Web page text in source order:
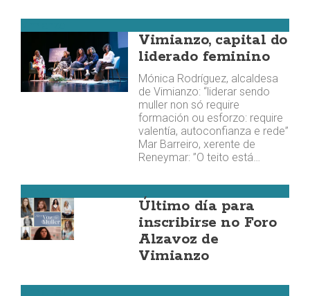
Vimianzo, capital do
liderado feminino
Mónica Rodríguez, alcaldesa
de Vimianzo: “liderar sendo
muller non só require
formación ou esforzo: require
valentía, autoconfianza e rede”
Mar Barreiro, xerente de
Reneymar: ”O teito está…
Último día para
inscribirse no Foro
Alzavoz de
Vimianzo